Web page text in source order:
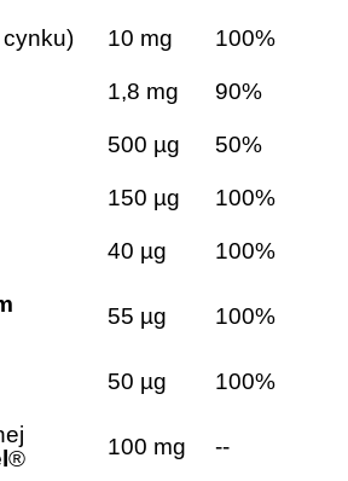
10 mg 100%
1,8 mg 90%
500 µg 50%
150 µg 100%
40 µg 100%
55 µg 100%
50 µg 100%
® 100 mg --